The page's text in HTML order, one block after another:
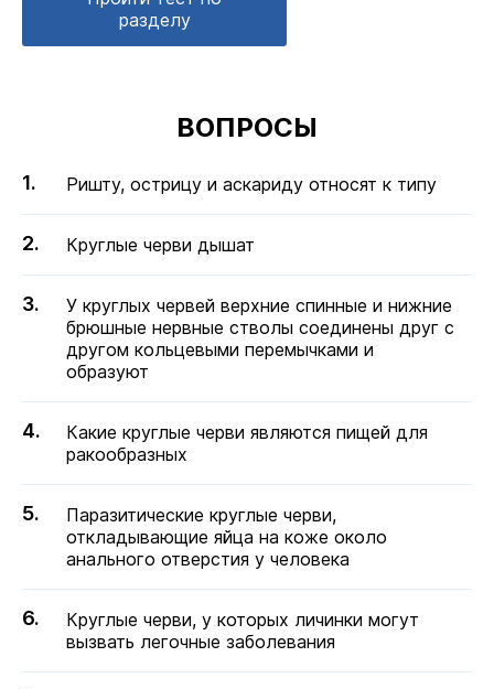
разделу
ВОПРОСЫ
Ришту, острицу и аскариду относят к типу
Круглые черви дышат
У круглых червей верхние спинные и нижние
брюшные нервные стволы соединены друг с
другом кольцевыми перемычками и
образуют
Какие круглые черви являются пищей для
ракообразных
Паразитические круглые черви,
откладывающие яйца на коже около
анального отверстия у человека
Круглые черви, у которых личинки могут
вызвать легочные заболевания